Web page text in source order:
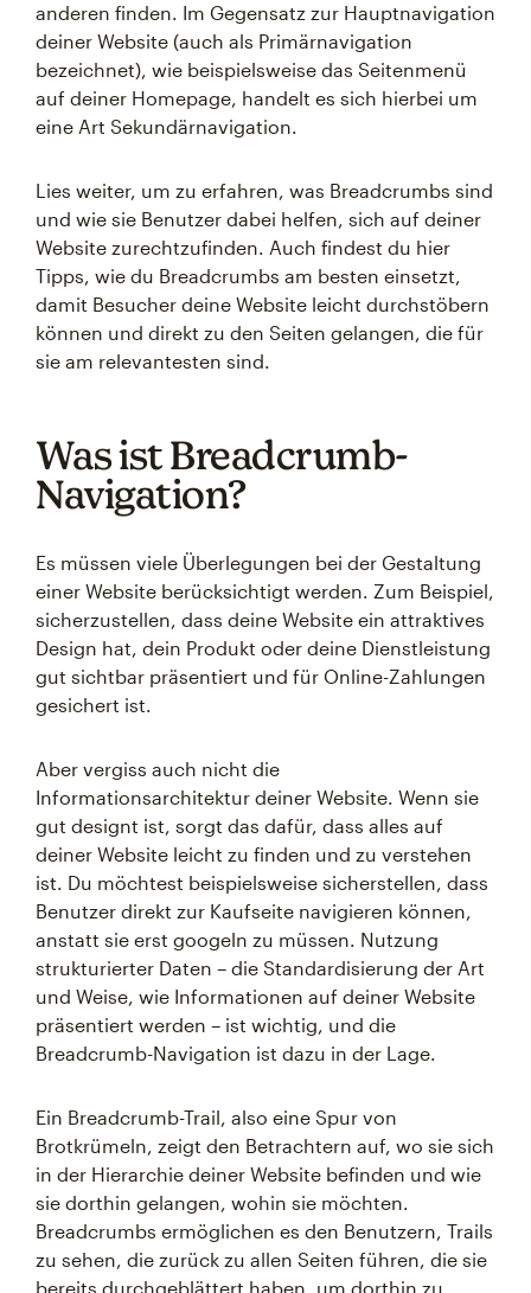
anderen finden. Im Gegensatz zur Hauptnavigation
deiner Website (auch als Primärnavigation
bezeichnet), wie beispielsweise das Seitenmenü
auf deiner Homepage, handelt es sich hierbei um
eine Art Sekundärnavigation.
Lies weiter, um zu erfahren, was Breadcrumbs sind
und wie sie Benutzer dabei helfen, sich auf deiner
Website zurechtzufinden. Auch findest du hier
Tipps, wie du Breadcrumbs am besten einsetzt,
damit Besucher deine Website leicht durchstöbern
können und direkt zu den Seiten gelangen, die für
sie am relevantesten sind.
Was ist Breadcrumb-
Navigation?
Es müssen viele Überlegungen bei der Gestaltung
einer Website berücksichtigt werden. Zum Beispiel,
sicherzustellen, dass deine Website ein attraktives
Design hat, dein Produkt oder deine Dienstleistung
gut sichtbar präsentiert und für Online-Zahlungen
gesichert ist.
Aber vergiss auch nicht die
Informationsarchitektur deiner Website. Wenn sie
gut designt ist, sorgt das dafür, dass alles auf
deiner Website leicht zu finden und zu verstehen
ist. Du möchtest beispielsweise sicherstellen, dass
Benutzer direkt zur Kaufseite navigieren können,
anstatt sie erst googeln zu müssen. Nutzung
strukturierter Daten – die Standardisierung der Art
und Weise, wie Informationen auf deiner Website
präsentiert werden – ist wichtig, und die
Breadcrumb-Navigation ist dazu in der Lage.
Ein Breadcrumb-Trail, also eine Spur von
Brotkrümeln, zeigt den Betrachtern auf, wo sie sich
in der Hierarchie deiner Website befinden und wie
sie dorthin gelangen, wohin sie möchten.
Breadcrumbs ermöglichen es den Benutzern, Trails
zu sehen, die zurück zu allen Seiten führen, die sie
bereits durchgeblättert haben, um dorthin zu